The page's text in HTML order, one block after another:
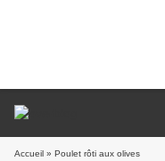
Accueil » Poulet rôti aux olives